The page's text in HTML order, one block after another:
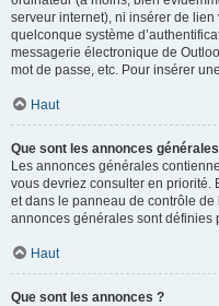
serveur internet), ni insérer de
quelconque système
messagerie électronique de
mot de passe, etc. Pour insérer
Haut
Que sont les annonces
Les annonces générales
vous devriez consulter en priorité.
et dans le panneau de contrôle de
annonces générales sont définies
Haut
Que sont les annonces ?